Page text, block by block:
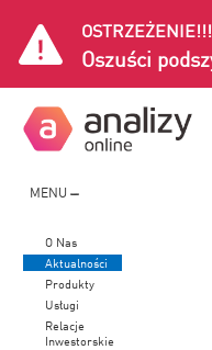
OSTRZEŻENIE!!!
Oszuści
MENU
O Nas
Aktualności
Produkty
Usługi
Relacje
Inwestorskie